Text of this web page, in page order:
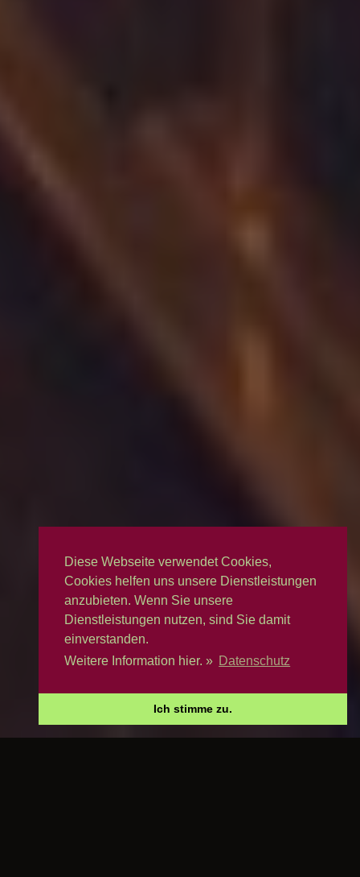
Diese Webseite verwendet Cookies,
Cookies helfen uns unsere Dienstleistungen
anzubieten. Wenn Sie unsere
Dienstleistungen nutzen, sind Sie damit
einverstanden.
Weitere Information hier. » Datenschutz
Ich stimme zu.